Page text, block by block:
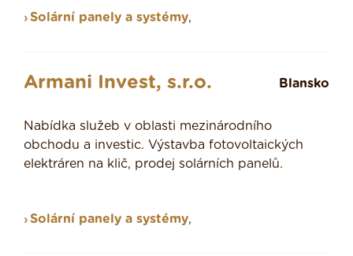
Solární panely a systémy,
Armani Invest, s.r.o. Blansko
Nabídka služeb v oblasti mezinárodního
obchodu a investic. Výstavba fotovoltaických
elektráren na klič, prodej solárních panelů.
Solární panely a systémy,